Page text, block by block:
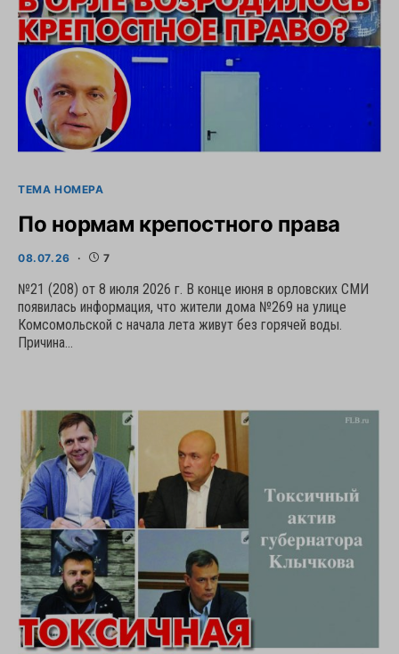
ТЕМА НОМЕРА
По нормам крепостного права
08.07.26 7
№21 (208) от 8 июля 2026 г. В конце июня в орловских СМИ
появилась информация, что жители дома №269 на улице
Комсомольской с начала лета живут без горячей воды.
Причина…